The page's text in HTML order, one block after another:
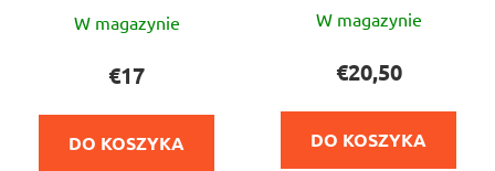
W magazynie
€17
DO KOSZYKA
W magazynie
€20,50
DO KOSZYKA